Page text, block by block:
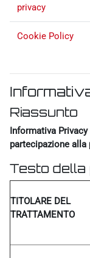
privacy
Cookie Policy
Riassunto
Informativa
partecipazione
Testo della
TITOLARE DEL
TRATTAMENTO